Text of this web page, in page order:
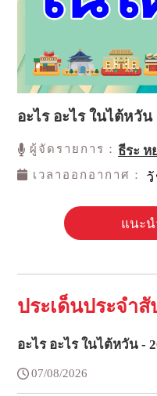
อะไร อะไร ในไต้หวัน
ผู้จัดรายการ：ธีระ ห
เวลาออกอากาศ：
แนะน
ประเด็นประจำ
อะไร อะไร ในไต้หวัน -
07/08/2026